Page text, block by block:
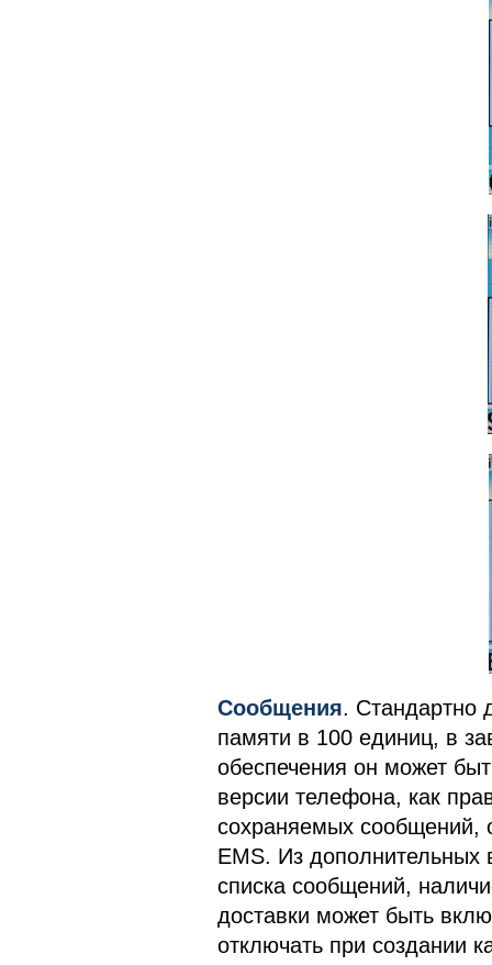
Сообщения. Стандартно
памяти в 100 единиц, в
обеспечения он может
версии телефона, как
сохраняемых сообщений,
EMS. Из дополнительных
списка сообщений,
доставки может быть
отключать при создании